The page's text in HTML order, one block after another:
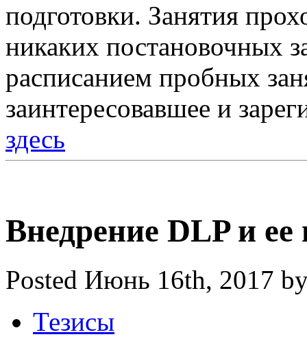
подготовки. Занятия
никаких постановочных
расписанием пробных
заинтересовавшее и
здесь
Внедрение DLP и ее
Posted Июнь 16th, 2017
Тезисы